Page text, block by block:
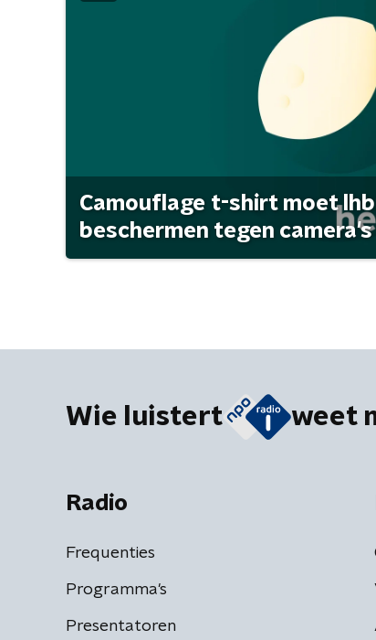
Camouflage t-shirt moet
beschermen tegen camera's
Wie luistert weet
Radio
Frequenties
Programma's
Presentatoren